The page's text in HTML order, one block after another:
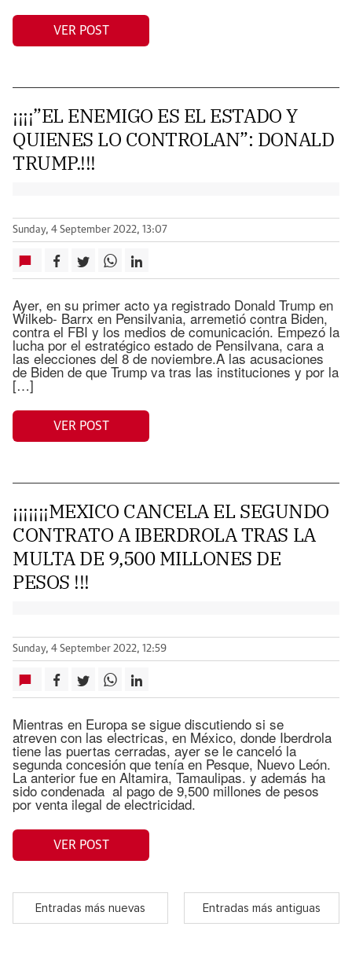
VER POST
¡¡¡¡”EL ENEMIGO ES EL ESTADO Y
QUIENES LO CONTROLAN”: DONALD
TRUMP.!!!
Sunday, 4 September 2022, 13:07
Ayer, en su primer acto ya registrado Donald Trump en
Wilkeb- Barrx en Pensilvania, arremetió contra Biden,
contra el FBI y los medios de comunicación. Empezó la
lucha por el estratégico estado de Pensilvana, cara a
las elecciones del 8 de noviembre.A las acusaciones
de Biden de que Trump va tras las instituciones y por la
[…]
VER POST
¡¡¡¡¡¡¡MEXICO CANCELA EL SEGUNDO
CONTRATO A IBERDROLA TRAS LA
MULTA DE 9,500 MILLONES DE
PESOS !!!
Sunday, 4 September 2022, 12:59
Mientras en Europa se sigue discutiendo si se
atreven con las electricas, en México, donde Iberdrola
tiene las puertas cerradas, ayer se le canceló la
segunda concesión que tenía en Pesque, Nuevo León.
La anterior fue en Altamira, Tamaulipas. y además ha
sido condenada al pago de 9,500 millones de pesos
por venta ilegal de electricidad.
VER POST
Entradas más nuevas Entradas más antiguas